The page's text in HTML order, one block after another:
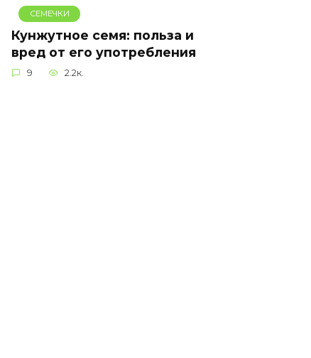
СЕМЕЧКИ
Кунжутное семя: польза и
вред от его употребления
9 2.2к.